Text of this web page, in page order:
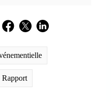
Facebook
TwitterLinkedIn
Rapport